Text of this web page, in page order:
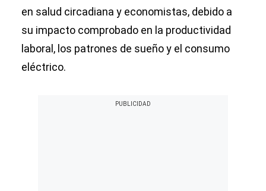
en salud circadiana y economistas, debido a
su impacto comprobado en la productividad
laboral, los patrones de sueño y el consumo
eléctrico.